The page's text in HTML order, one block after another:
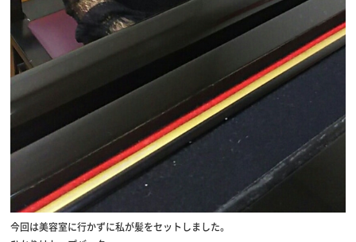
今回は美容室に行かずに私が髪をセットしました。